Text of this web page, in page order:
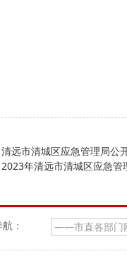
清远市清城区应急管理局公
2023年清远市清城区应急
：